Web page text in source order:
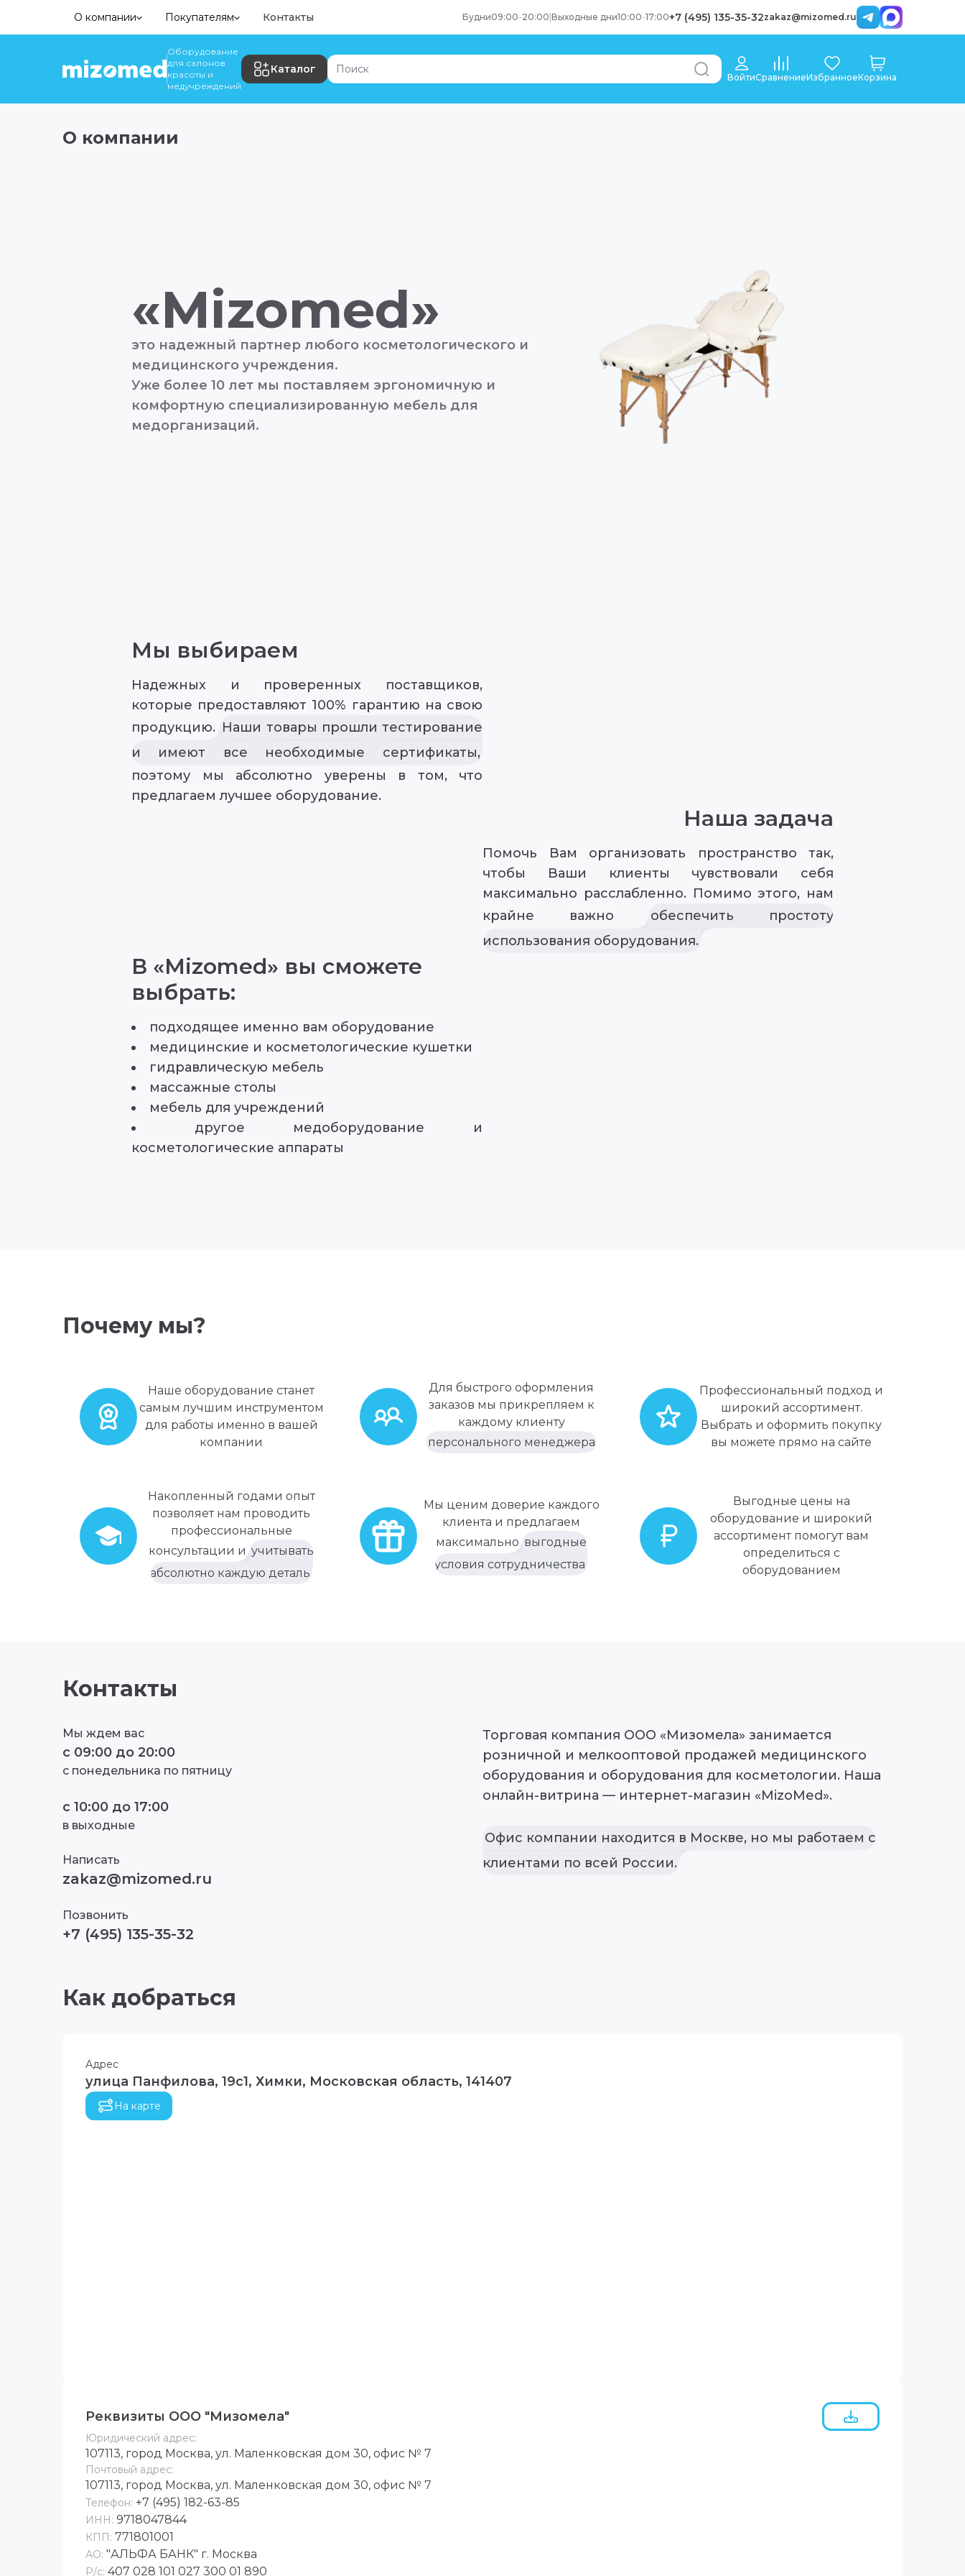
О компании Покупателям Контакты Будни09:00-20:00 Выходные дни10:00-17:00+7 (495) 135-35-32zakaz@mizomed.ru
Оборудование
для салонов
красоты и
медучреждений
Каталог
ВойтиСравнениеИзбранноеКорзина
О компании
«Mizomed»
это надежный партнер любого косметологического и
медицинского учреждения.
Уже более 10 лет мы поставляем эргономичную и
комфортную специализированную мебель для
медорганизаций.
Мы выбираем
Надежных и проверенных поставщиков,
которые предоставляют 100% гарантию на свою
продукцию. Наши товары прошли тестирование
и имеют все необходимые сертификаты,
поэтому мы абсолютно уверены в том, что
предлагаем лучшее оборудование.
Наша задача
Помочь Вам организовать пространство так,
чтобы Ваши клиенты чувствовали себя
максимально расслабленно. Помимо этого, нам
крайне важно
обеспечить простоту
использования оборудования.
В «Mizomed» вы сможете
выбрать:
подходящее именно вам оборудование
медицинские и косметологические кушетки
гидравлическую мебель
массажные столы
мебель для учреждений
другое медоборудование и
косметологические аппараты
Почему мы?
Наше оборудование станет
самым лучшим инструментом
для работы именно в вашей
компании
Для быстрого оформления
заказов мы прикрепляем к
каждому клиенту
персонального менеджера
Профессиональный подход и
широкий ассортимент.
Выбрать и оформить покупку
вы можете прямо на сайте
Накопленный годами опыт
позволяет нам проводить
профессиональные
консультации и учитывать
абсолютно каждую деталь
Мы ценим доверие каждого
клиента и предлагаем
максимально выгодные
условия сотрудничества
Выгодные цены на
оборудование и широкий
ассортимент помогут вам
определиться с
оборудованием
Контакты
Мы ждем вас
с 09:00 до 20:00
с понедельника по пятницу
с 10:00 до 17:00
в выходные
Написать
zakaz@mizomed.ru
Позвонить
+7 (495) 135-35-32
Торговая компания ООО «Мизомела» занимается
розничной и мелкооптовой продажей медицинского
оборудования и оборудования для косметологии. Наша
онлайн-витрина — интернет-магазин «MizoMed».
Офис компании находится в Москве, но мы работаем с
клиентами по всей России.
Как добраться
Адрес
улица Панфилова, 19с1, Химки, Московская область, 141407
На карте
Реквизиты ООО "Мизомела"
Юридический адрес:
107113, город Москва, ул. Маленковская дом 30, офис № 7
Почтовый адрес:
107113, город Москва, ул. Маленковская дом 30, офис № 7
Телефон: +7 (495) 182-63-85
ИНН: 9718047844
КПП: 771801001
АО: "АЛЬФА БАНК" г. Москва
Р/с: 407 028 101 027 300 01 890